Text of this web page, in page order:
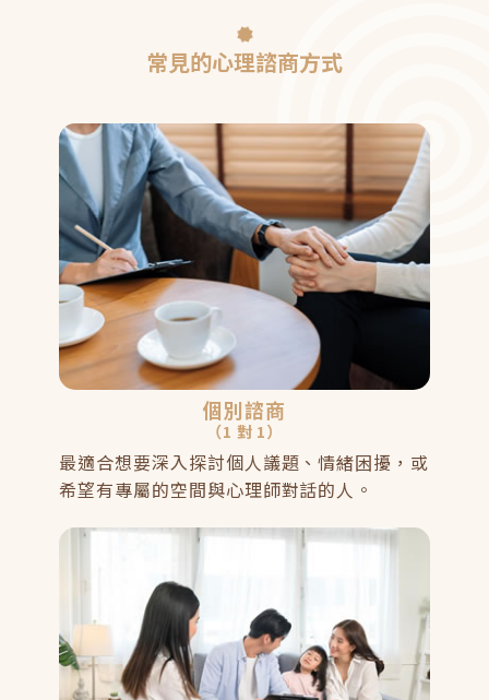
常見的心理諮商方式
個別諮商
（1 對 1）
最適合想要深入探討個人議題、情緒困擾，或
希望有專屬的空間與心理師對話的人。